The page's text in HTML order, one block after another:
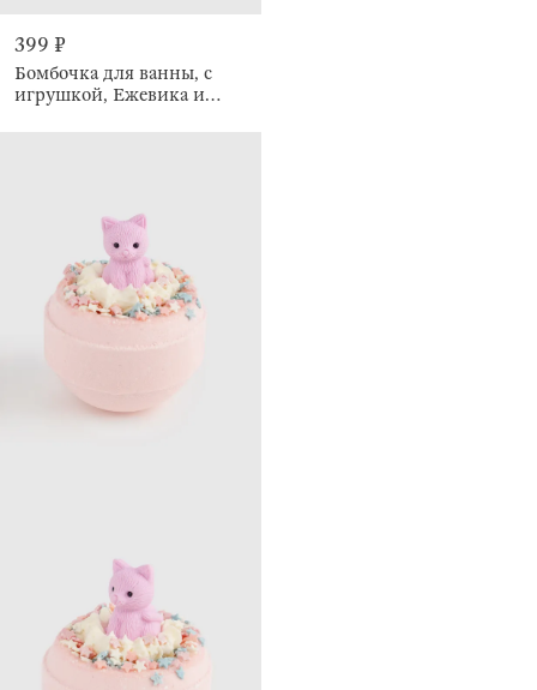
399 ₽
Бомбочка для ванны, с
игрушкой, Ежевика и